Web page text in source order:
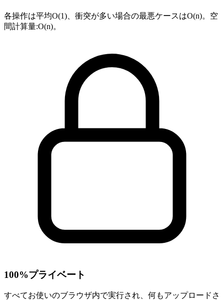
各操作は平均O(1)、衝突が多い場合の最悪ケースはO(n)。空
間計算量:O(n)。
100%プライベート
すべてお使いのブラウザ内で実行され、何もアップロードさ